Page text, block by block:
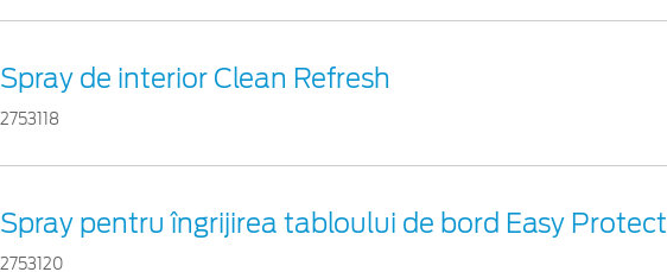
Spray de interior Clean Refresh
2753118
Spray pentru îngrijirea tabloului de bord Easy Protect
2753120